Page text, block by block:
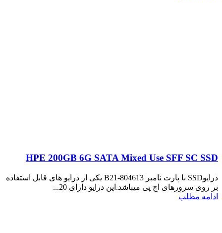
HPE 200GB 6G SATA Mixed Use SFF SC SSD
درایوSSD با پارت نامبر 804613-B21 یکی از درایو های قابل استفاده
بر روی سرورهای اچ پی میباشد.این درایو دارای 20...
ادامه مطلب